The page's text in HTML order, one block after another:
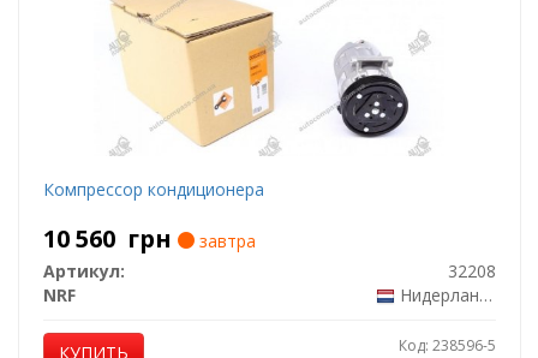
Компрессор кондиционера
10 560 грн
завтра
Артикул:
32208
NRF
Нидерланды
КУПИТЬ Код: 238596-5